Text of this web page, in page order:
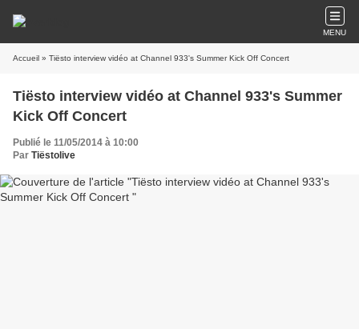
MENU
Accueil » Tiësto interview vidéo at Channel 933's Summer Kick Off Concert
Tiësto interview vidéo at Channel 933's Summer
Kick Off Concert
Publié le 11/05/2014 à 10:00
Par Tiëstolive